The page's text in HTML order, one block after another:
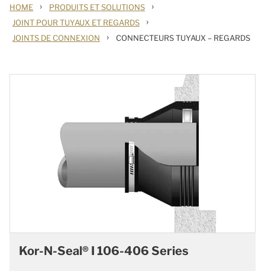
HOME › PRODUITS ET SOLUTIONS ›
JOINT POUR TUYAUX ET REGARDS ›
JOINTS DE CONNEXION › CONNECTEURS TUYAUX – REGARDS
Kor-N-Seal® I 106-406 Series